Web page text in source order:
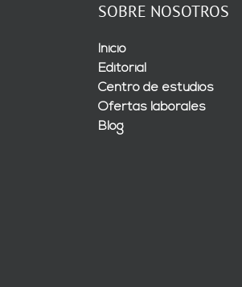
SOBRE NOSOTROS
Inicio
Editorial
Centro de estudios
Ofertas laborales
Blog